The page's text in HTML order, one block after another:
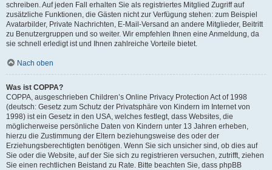
schreiben. Auf jeden Fall erhalten Sie als registriertes Mitglied Zugriff auf
zusätzliche Funktionen, die Gästen nicht zur Verfügung stehen: zum Beispiel
Avatarbilder, Private Nachrichten, E-Mail-Versand an andere Mitglieder, Beitritt
zu Benutzergruppen und so weiter. Wir empfehlen Ihnen eine Anmeldung, da
sie schnell erledigt ist und Ihnen zahlreiche Vorteile bietet.
Nach oben
Was ist COPPA?
COPPA, ausgeschrieben Children’s Online Privacy Protection Act of 1998
(deutsch: Gesetz zum Schutz der Privatsphäre von Kindern im Internet von
1998) ist ein Gesetz in den USA, welches festlegt, dass Websites, die
möglicherweise persönliche Daten von Kindern unter 13 Jahren erheben,
hierzu die Zustimmung der Eltern beziehungsweise des oder der
Erziehungsberechtigten benötigen. Wenn Sie sich unsicher sind, ob dies auf
Sie oder die Website, auf der Sie sich zu registrieren versuchen, zutrifft, ziehen
Sie einen rechtlichen Beistand zu Rate. Bitte beachten Sie, dass phpBB